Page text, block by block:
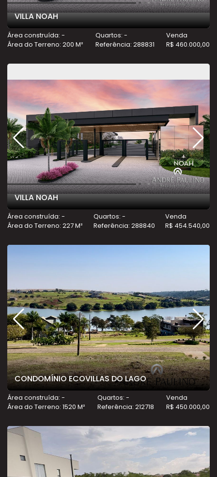
VILLA NOAH
Área construída: -
Área do Terreno: 200 M²
Quartos: -
Referência: 288831
Venda
R$ 460.000,00
VILLA NOAH
Área construída: -
Área do Terreno: 227 M²
Quartos: -
Referência: 288840
Venda
R$ 454.540,00
CONDOMÍNIO ECOVILLAS DO LAGO
Área construída: -
Área do Terreno: 1520 M²
Quartos: -
Referência: 212718
Venda
R$ 450.000,00